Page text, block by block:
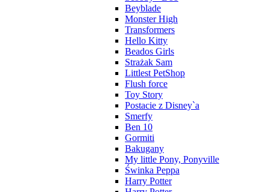
Beyblade
Monster High
Transformers
Hello Kitty
Beados Girls
Strażak Sam
Littlest PetShop
Flush force
Toy Story
Postacie z Disney`a
Smerfy
Ben 10
Gormiti
Bakugany
My little Pony, Ponyville
Świnka Peppa
Harry Potter